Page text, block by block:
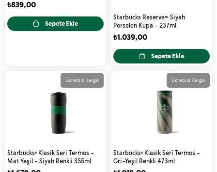
₺839,00
Sepete Ekle
Starbucks Reserve™ Siyah
Porselen Kupa - 237ml
₺1.039,00
Sepete Ekle
Starbucks® Klasik Seri Termos -
Mat Yeşil - Siyah Renkli 355ml
Ücretsiz Kargo
Starbucks® Klasik Seri Termos -
Gri-Yeşil Renkli 473ml
Ücretsiz Kargo